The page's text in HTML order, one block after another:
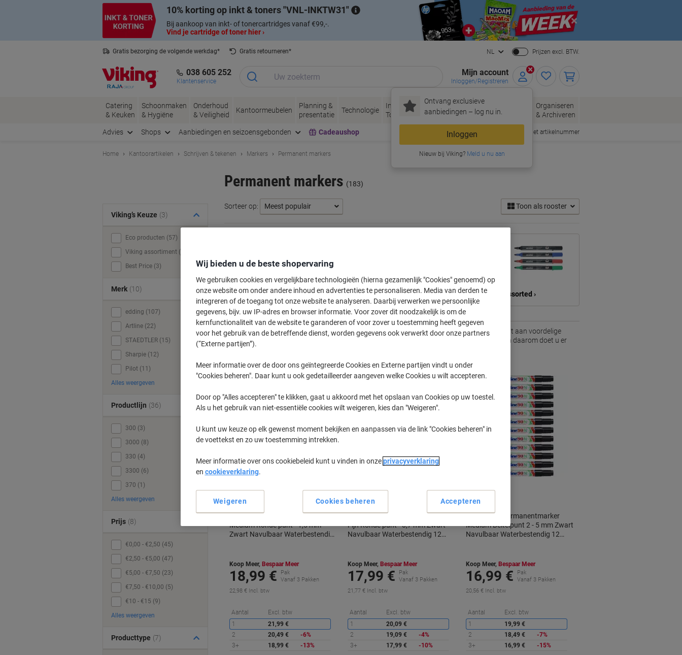
10% korting op inkt & toners VNL-INKTW31
Bij aankoop van inkt- of tonercartridges vanaf €99,-.
Vind je cartridge of toner hier ›
Close
Gratis bezorging de volgende werkdag*
Gratis retourneren*
NL Prijzen excl. BTW.
038 605 252
Klantenservice
Mijn account
Inloggen/Registreren
Ontvang exclusieve
aanbiedingen – log nu in.
Inloggen
Nieuw bij Viking?Meld u nu aan
Catering
& Keuken
Schoonmaken
& Hygiëne
Onderhoud
& Veiligheid
Kantoormeubelen
Planning &
presentatie
Technologie
Inkt &
Toner
Papier, Enveloppen
& Verpakken
Kantoorartikelen
Organiseren
& Archiveren
Advies Shops Aanbiedingen en seizoensgebonden Cadeaushop Snel bestellen met artikelnummer
Home Kantoorartikelen Schrijven & tekenen Markers Permanent markers
Permanent markers (183)
Sorteer op: Toon als rooster
Zwart › Blauw › Rood › Assorted ›
Op zoek naar een textielmarker? Zoek dan niet verder. Viking heeft een uitgebreid assortiment aan voordelige
permanente markers. Bezoek nu de website. Betrouwbaar schrijfgerei is van groot belang en daarom doet u er
goed aan als u een goede marker in uw bezit heeft.
BEST
PRICE
Artline 70N Permanentmarker
Medium Ronde punt - 1,5 mm
Zwart Navulbaar Waterbestendig
Koop Meer, Bespaar Meer
18,99 €
Pak
Vanaf 3 Pakken
22,98 € Incl. btw
Aantal Excl. btw
Korting
1
21,99 €
2
20,49 €
-6%
3+
18,99 € -13%
Artline 700N Permanentmarker
Fijn Ronde punt - 0,7 mm Zwart
Navulbaar Waterbestendig 12
Koop Meer, Bespaar Meer
17,99 €
Pak
Vanaf 3 Pakken
21,77 € Incl. btw
Aantal Excl. btw
Korting
1
20,09 €
2
19,09 €
-4%
3+
17,99 € -10%
Artline 90N Permanentmarker
Medium Beitelpunt 2 - 5 mm Zwart
Navulbaar Waterbestendig 12
Koop Meer, Bespaar Meer
16,99 €
Pak
Vanaf 3 Pakken
20,56 € Incl. btw
Aantal Excl. btw
1
19,99 €
2
18,49 €
-7%
3+
16,99 € -15%
Viking’s Keuze (3)
Eco producten (57)
Viking assortiment (6)
Best Price (3)
Merk (10)
edding (107)
Artline (22)
STAEDTLER (15)
Sharpie (12)
Pilot (11)
Alles weergeven
Productlijn (36)
300 (3)
3000 (8)
330 (4)
3300 (6)
370 (1)
Alles weergeven
Prijs (8)
€0,00 - €2,50 (45)
€2,50 - €5,00 (47)
€5,00 - €7,50 (23)
€7,50 - €10,00 (5)
€10 - €15 (9)
Alles weergeven
Producttype (7)
Wij bieden u de beste shopervaring
We gebruiken cookies en vergelijkbare technologieën (hierna gezamenlijk "Cookies" genoemd) op
onze website om onder andere inhoud en advertenties te personaliseren. Media van derden te
integreren of de toegang tot onze website te analyseren. Daarbij verwerken we persoonlijke
gegevens, bijv. uw IP-adres en browser informatie. Voor zover dit noodzakelijk is om de
kernfunctionaliteit van de website te garanderen of voor zover u toestemming heeft gegeven
voor het gebruik van de betreffende dienst, worden gegevens ook verwerkt door onze partners
(“Externe partijen”).
Meer informatie over de door ons geïntegreerde Cookies en Externe partijen vindt u onder
"Cookies beheren". Daar kunt u ook gedetailleerder aangeven welke Cookies u wilt accepteren.
Door op "Alles accepteren" te klikken, gaat u akkoord met het opslaan van Cookies op uw toestel.
Als u het gebruik van niet-essentiële cookies wilt weigeren, kies dan "Weigeren".
U kunt uw keuze op elk gewenst moment bekijken en aanpassen via de link "Cookies beheren" in
de voettekst en zo uw toestemming intrekken.
Meer informatie over ons cookiebeleid kunt u vinden in onzeprivacyverklaring
en cookieverklaring.
Cookies beheren
Weigeren Accepteren